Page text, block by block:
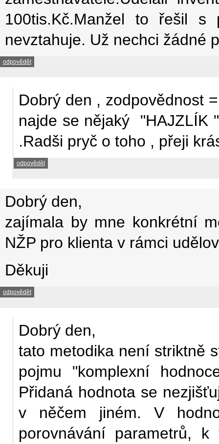
100tis.Kč.Manžel to řešil
nevztahuje. Už nechci žádné
odpovědět
Dobrý den , zodpovědnost
najde se nějaký "HAJZLÍK
.Radši pryč o toho , přeji
odpovědět
Dobrý den,
zajímala by mne konkrétní
NŽP pro klienta v rámci
Děkuji
odpovědět
Dobrý den,
tato metodika není striktně
pojmu "komplexní
Přidaná hodnota se
v něčem jiném. V
porovnávání parametrů,